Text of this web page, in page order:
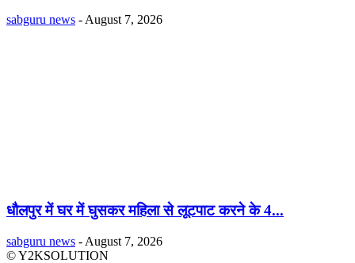
sabguru news - August 7, 2026
धौलपुर में घर में घुसकर महिला से लूटपाट करने के 4...
sabguru news - August 7, 2026
© Y2KSOLUTION